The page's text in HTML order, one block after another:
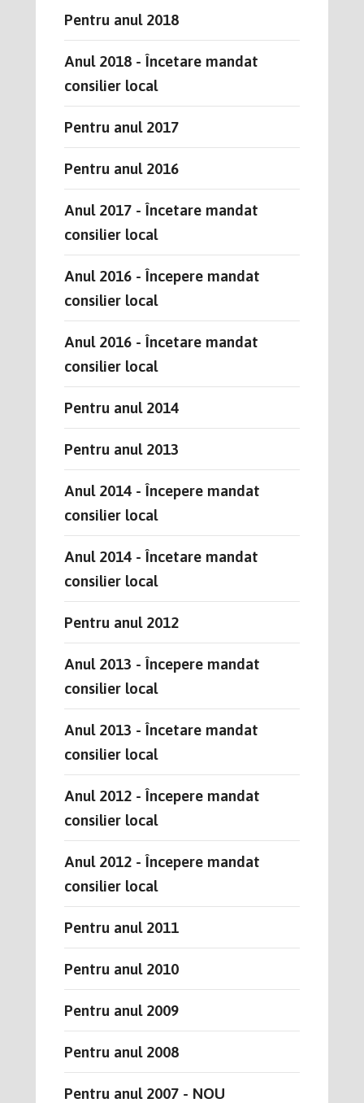
Pentru anul 2018
Anul 2018 - Încetare mandat
consilier local
Pentru anul 2017
Pentru anul 2016
Anul 2017 - Încetare mandat
consilier local
Anul 2016 - Începere mandat
consilier local
Anul 2016 - Încetare mandat
consilier local
Pentru anul 2014
Pentru anul 2013
Anul 2014 - Începere mandat
consilier local
Anul 2014 - Încetare mandat
consilier local
Pentru anul 2012
Anul 2013 - Începere mandat
consilier local
Anul 2013 - Încetare mandat
consilier local
Anul 2012 - Începere mandat
consilier local
Anul 2012 - Începere mandat
consilier local
Pentru anul 2011
Pentru anul 2010
Pentru anul 2009
Pentru anul 2008
Pentru anul 2007 - NOU